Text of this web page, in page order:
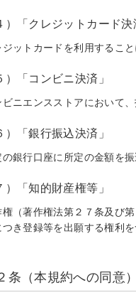
）「クレジットカード決
ジットカードを利用するこ
）「コンビニ決済」
ビニエンスストアにおいて
）「銀行振込決済」
の銀行口座に所定の金額を
）「知的財産権等」
権（著作権法第２７条及び
つき登録等を出願する権利
条（本規約への同意）